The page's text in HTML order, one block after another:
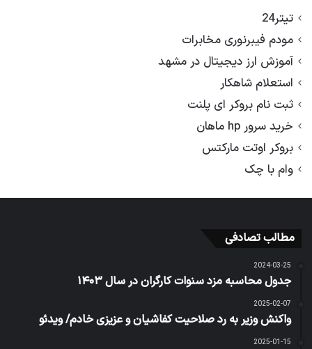
تیتر24
مودم فیبرنوری مخابرات
آموزش ارز دیجیتال در مشهد
استعلام شاهکار
ثبت نام بروکر ای پلنت
خرید سرور hp ماهان
بروکر اوتت مارکتس
وام با چک
مطالب تصادفی
2024-03-25
جدول محاسبه مزد سنوات کارگران در سال ۱۴۰۳
2025-02-07
واکنش وزیر به رد صلاحیت کفاشیان‌ و عزیزی خادم/ ویدئو
2025-01-15